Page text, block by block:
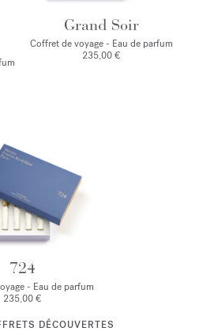
Grand Soir
Coffret de voyage - Eau de parfum
235,00 €
724
- Eau de parfum
235,00 €
DÉCOUVERTES